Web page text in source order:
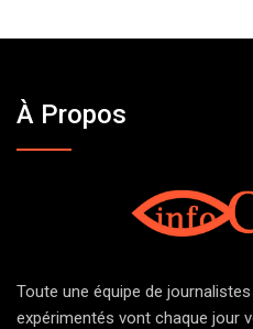
À Propos
Toute une équipe de
expérimentés vont chaque jour